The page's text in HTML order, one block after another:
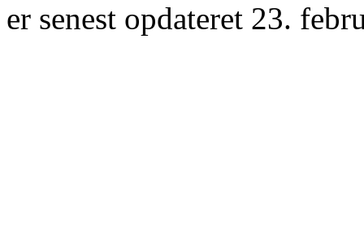
er senest opdateret 23.